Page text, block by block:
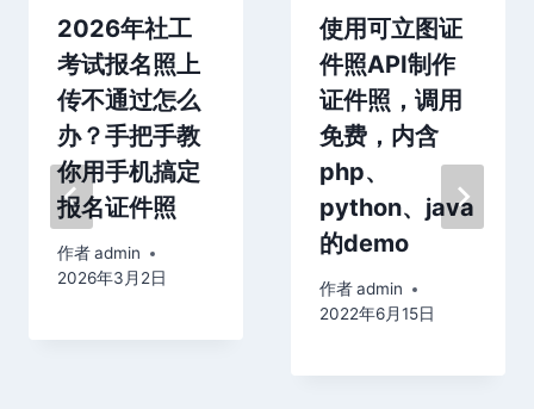
2026年社工
考试报名照上
传不通过怎么
办？手把手教
你用手机搞定
报名证件照
作者admin
2026年3月2日
使用可立图证
件照API制作
证件照，调用
免费，内含
php、
python、java
的demo
作者admin
2022年6月15日